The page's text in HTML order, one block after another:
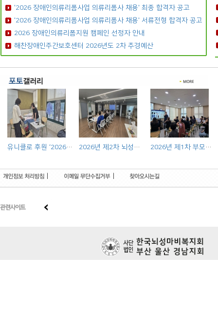
'2026 장애인의류리폼사업 의류리폼사 채용' 최종 합격자 공고
'2026 장애인의류리폼사업 의류리폼사 채용' 서류전형 합격자 공고
2026 장애인의류리폼지원 캠페인 선정자 안내
해찬장애인주간보호센터 2026년도 2차 추경예산
유니클로 후원 ‘2026 장애인 의류리폼 사업’ 출장상담 실시 2026년 제2차 뇌성마비장애인 전문기관 연합사례회의 실시 2026년 제1차 부모교육프로그램 실시
|